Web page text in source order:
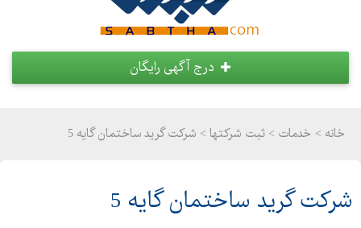
درج آگهی رایگان
خانه > خدمات > ثبت شرکتها > شرکت گرید ساختمان گایه 5
شرکت گرید ساختمان گایه 5